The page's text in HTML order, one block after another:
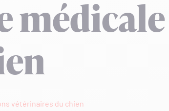
médicale
vétérinaires du chien